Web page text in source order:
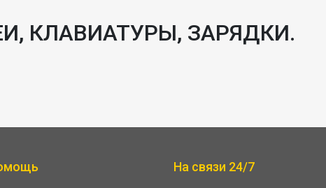
КЛАВИАТУРЫ, ЗАРЯДКИ.
На связи 24/7